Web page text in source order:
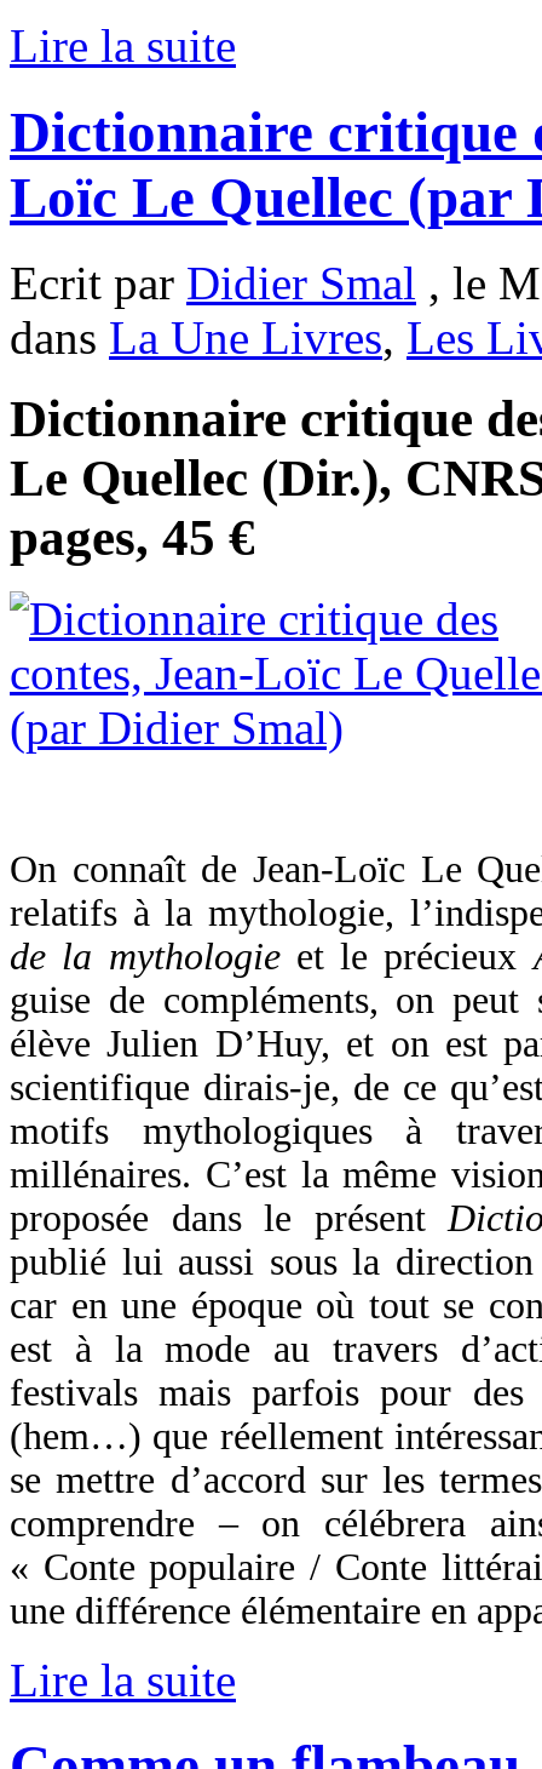
Lire la suite
Dictionnaire critique
Loïc Le Quellec (par
Ecrit par Didier Smal , le
dans La Une Livres, Les
Dictionnaire critique
Le Quellec (Dir.),
pages, 45 €
On connaît de Jean-Loïc Le
relatifs à la mythologie,
de la mythologieet le précieux
guise de compléments, on
élève Julien D’Huy, et on est
scientifique dirais-je, de ce
motifs mythologiques à
millénaires. C’est la même
proposée dans le présent
publié lui aussi sous la
car en une époque où tout se
est à la mode au travers
festivals mais parfois pour des
(hem…) que réellement
se mettre d’accord sur les
comprendre – on célébrera
« Conte populaire / Conte
une différence élémentaire en
Lire la suite